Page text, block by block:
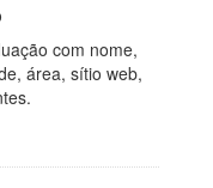
com nome,
área, sítio web,